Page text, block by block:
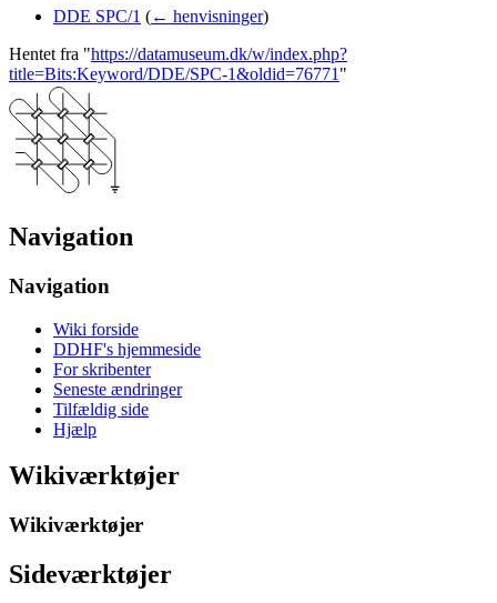
DDE SPC/1 (← henvisninger)
Hentet fra "https://datamuseum.dk/w/index.php?
title=Bits:Keyword/DDE/SPC-1&oldid=76771 "
Navigation
Navigation
Wiki forside
DDHF's hjemmeside
For skribenter
Seneste ændringer
Tilfældig side
Hjælp
Wikiværktøjer
Wikiværktøjer
Sideværktøjer